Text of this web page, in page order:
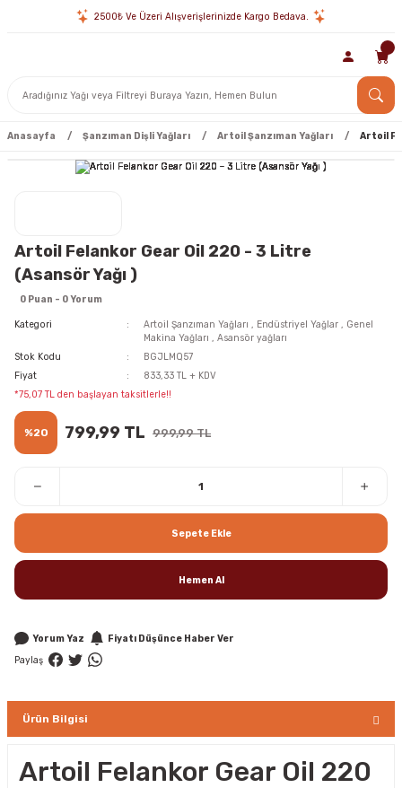
2500₺ Ve Üzeri Alışverişlerinizde Kargo Bedava.
Anasayfa Şanzıman Dişli Yağları Artoil Şanzıman Yağları Artoil
Artoil Felankor Gear Oil 220 - 3 Litre
(Asansör Yağı )
0 Puan - 0 Yorum
Kategori Artoil Şanzıman Yağları , Endüstriyel Yağlar , Genel
Makina Yağları , Asansör yağları
Stok Kodu
BGJLMQ57
Fiyat
833,33 TL + KDV
*75,07 TL den başlayan taksitlerle!!
%20 799,99 TL 999,99 TL
Sepete Ekle
Hemen Al
Yorum Yaz
Fiyatı Düşünce Haber Ver
Paylaş
Ürün Bilgisi
Artoil Felankor Gear Oil 220